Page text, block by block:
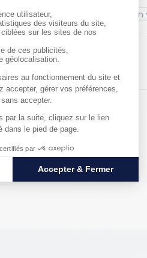
Couleur : Noir